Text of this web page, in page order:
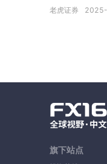
持联系并创造
的成就。四
预运动，试图
老虎证券
旗下站点